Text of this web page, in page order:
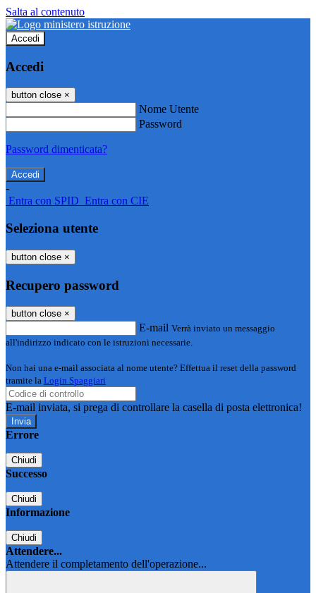
Salta al contenuto
Accedi
Accedi
button close ×
Nome Utente
Password
Password dimenticata?
-
Entra con SPID Entra con CIE
Seleziona utente
button close ×
Recupero password
button close ×
E-mail Verrà inviato un messaggio
all'indirizzo indicato con le istruzioni necessarie.
Non hai una e-mail associata al nome utente? Effettua il reset della password
tramite la Login Spaggiari
E-mail inviata, si prega di controllare la casella di posta elettronica!
Errore
Chiudi
Successo
Chiudi
Informazione
Chiudi
Attendere...
Attendere il completamento dell'operazione...